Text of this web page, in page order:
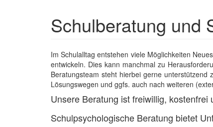
Schulberatung und
Im Schulalltag entstehen viele Möglichkeiten
entwickeln. Dies kann manchmal zu
Beratungsteam steht hierbei gerne
Lösungswegen und ggfs. auch nach weiteren
Unsere Beratung ist freiwillig,
Schulpsychologische Beratung bietet